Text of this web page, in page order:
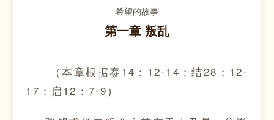
希望的故事
第一章 叛乱
（本章根据赛14：12-14；结28：12-
17；启12：7-9）